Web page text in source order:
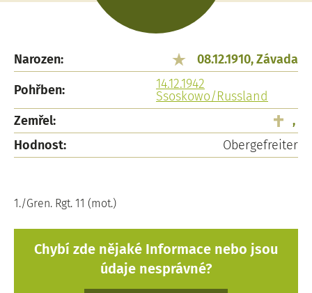
Narozen:
08.12.1910, Závada
Pohřben:
14.12.1942
Ssoskowo/Russland
Zemřel:
,
Hodnost:
Obergefreiter
1./Gren. Rgt. 11 (mot.)
Chybí zde nějaké Informace nebo jsou
údaje nesprávné?